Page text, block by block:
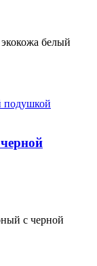
белый
с черной